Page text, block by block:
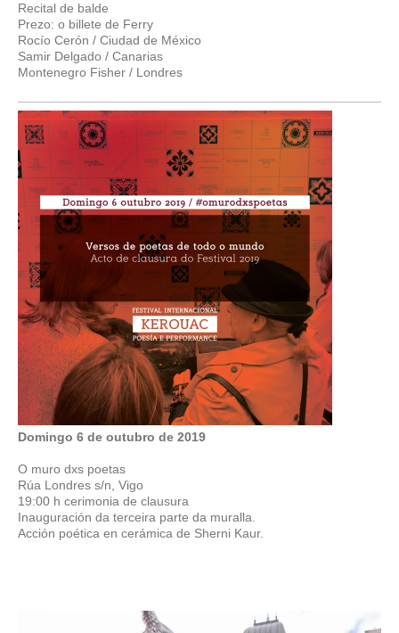
Recital de balde
Prezo: o billete de Ferry
Rocío Cerón / Ciudad de México
Samir Delgado / Canarias
Montenegro Fisher / Londres
Domingo 6 de outubro de 2019
O muro dxs poetas
Rúa Londres s/n, Vigo
19:00 h cerimonia de clausura
Inauguración da terceira parte da muralla.
Acción poética en cerámica de Sherni Kaur.